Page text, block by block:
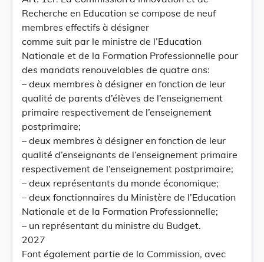
Recherche en Education se compose de neuf
membres effectifs à désigner
comme suit par le ministre de l’Education
Nationale et de la Formation Professionnelle pour
des mandats renouvelables de quatre ans:
– deux membres à désigner en fonction de leur
qualité de parents d’élèves de l’enseignement
primaire respectivement de l’enseignement
postprimaire;
– deux membres à désigner en fonction de leur
qualité d’enseignants de l’enseignement primaire
respectivement de l’enseignement postprimaire;
– deux représentants du monde économique;
– deux fonctionnaires du Ministère de l’Education
Nationale et de la Formation Professionnelle;
– un représentant du ministre du Budget.
2027
Font également partie de la Commission, avec